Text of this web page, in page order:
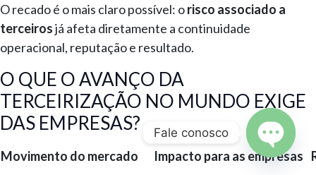
O recado é o mais claro possível: orisco associado a
terceirosjá afeta diretamente a continuidade
operacional, reputação e resultado.
O QUE O AVANÇO DA
TERCEIRIZAÇÃO NO MUNDO EXIGE
DAS EMPRESAS?
Movimento do mercado Impacto para as empresas
Fale conosco